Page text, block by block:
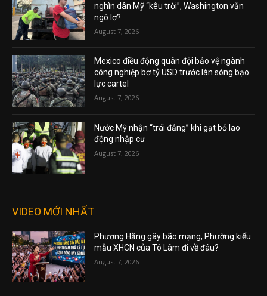
nghìn dân Mỹ “kêu trời”, Washington vẫn
ngó lơ?
August 7, 2026
Mexico điều động quân đội bảo vệ ngành
công nghiệp bơ tỷ USD trước làn sóng bạo
lực cartel
August 7, 2026
Nước Mỹ nhận “trái đắng” khi gạt bỏ lao
động nhập cư
August 7, 2026
VIDEO MỚI NHẤT
Phương Hằng gây bão mạng, Phường kiểu
mẫu XHCN của Tô Lâm đi về đâu?
August 7, 2026